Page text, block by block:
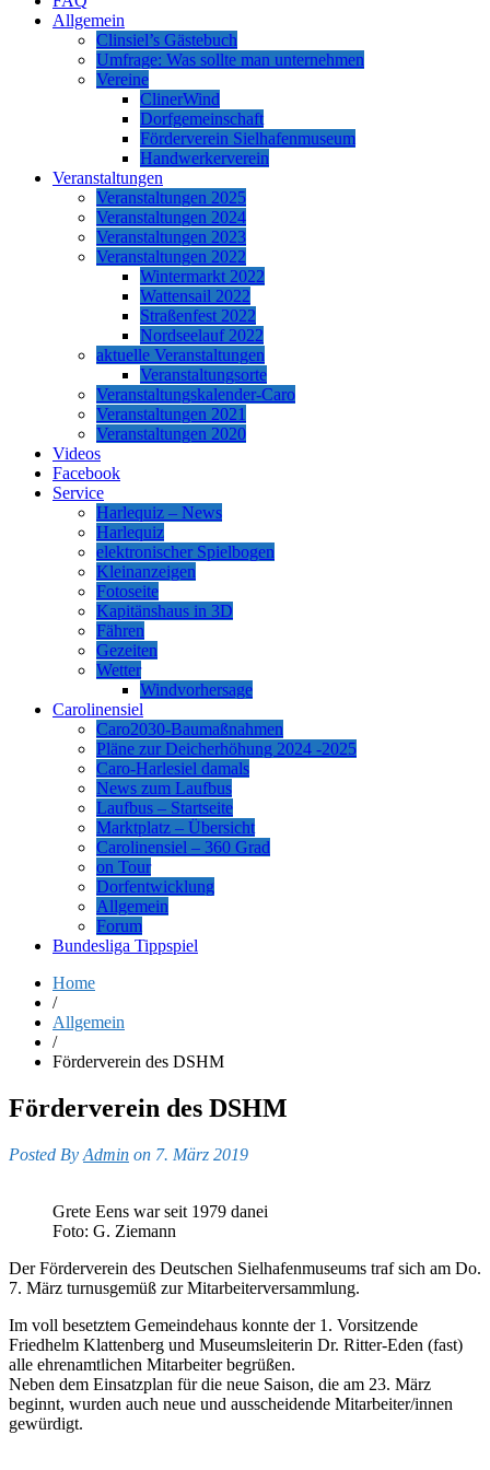
Allgemein
Clinsiel’s Gästebuch
Umfrage: Was sollte man unternehmen
Vereine
ClinerWind
Dorfgemeinschaft
Förderverein Sielhafenmuseum
Handwerkerverein
Veranstaltungen
Veranstaltungen 2025
Veranstaltungen 2024
Veranstaltungen 2023
Veranstaltungen 2022
Wintermarkt 2022
Wattensail 2022
Straßenfest 2022
Nordseelauf 2022
aktuelle Veranstaltungen
Veranstaltungsorte
Veranstaltungskalender-Caro
Veranstaltungen 2021
Veranstaltungen 2020
Videos
Facebook
Service
Harlequiz – News
Harlequiz
elektronischer Spielbogen
Kleinanzeigen
Fotoseite
Kapitänshaus in 3D
Fähren
Gezeiten
Wetter
Windvorhersage
Carolinensiel
Caro2030-Baumaßnahmen
Pläne zur Deicherhöhung 2024 -2025
Caro-Harlesiel damals
News zum Laufbus
Laufbus – Startseite
Marktplatz – Übersicht
Carolinensiel – 360 Grad
on Tour
Dorfentwicklung
Allgemein
Forum
Bundesliga Tippspiel
Home
/
Allgemein
/
Förderverein des DSHM
Förderverein des DSHM
Posted By Admin on 7. März 2019
Grete Eens war seit 1979 danei
Foto: G. Ziemann
Der Förderverein des Deutschen Sielhafenmuseums traf sich am Do.
7. März turnusgemüß zur Mitarbeiterversammlung.
Im voll besetztem Gemeindehaus konnte der 1. Vorsitzende
Friedhelm Klattenberg und Museumsleiterin Dr. Ritter-Eden (fast)
alle ehrenamtlichen Mitarbeiter begrüßen.
Neben dem Einsatzplan für die neue Saison, die am 23. März
beginnt, wurden auch neue und ausscheidende Mitarbeiter/innen
gewürdigt.